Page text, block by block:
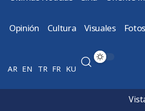
Opinión Cultura Visuales Fotos
AR EN TR FR KU